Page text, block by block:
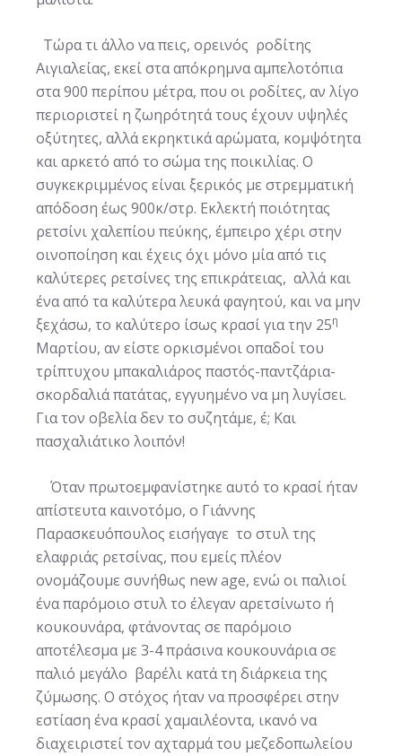
Τώρα τι άλλο να πεις, ορεινός ροδίτης
Αιγιαλείας, εκεί στα απόκρημνα αμπελοτόπια
στα 900 περίπου μέτρα, που οι ροδίτες, αν λίγο
περιοριστεί η ζωηρότητά τους έχουν υψηλές
οξύτητες, αλλά εκρηκτικά αρώματα, κομψότητα
και αρκετό από το σώμα της ποικιλίας. Ο
συγκεκριμμένος είναι ξερικός με στρεμματική
απόδοση έως 900κ/στρ. Εκλεκτή ποιότητας
ρετσίνι χαλεπίου πεύκης, έμπειρο χέρι στην
οινοποίηση και έχεις όχι μόνο μία από τις
καλύτερες ρετσίνες της επικράτειας, αλλά και
ένα από τα καλύτερα λευκά φαγητού, και να μην
ξεχάσω, το καλύτερο ίσως κρασί για την 25η
Μαρτίου, αν είστε ορκισμένοι οπαδοί του
τρίπτυχου μπακαλιάρος παστός-παντζάρια-
σκορδαλιά πατάτας, εγγυημένο να μη λυγίσει.
Για τον οβελία δεν το συζητάμε, έ; Και
πασχαλιάτικο λοιπόν!
Όταν πρωτοεμφανίστηκε αυτό το κρασί ήταν
απίστευτα καινοτόμο, ο Γιάννης
Παρασκευόπουλος εισήγαγε το στυλ της
ελαφριάς ρετσίνας, που εμείς πλέον
ονομάζουμε συνήθως new age, ενώ οι παλιοί
ένα παρόμοιο στυλ το έλεγαν αρετσίνωτο ή
κουκουνάρα, φτάνοντας σε παρόμοιο
αποτέλεσμα με 3-4 πράσινα κουκουνάρια σε
παλιό μεγάλο βαρέλι κατά τη διάρκεια της
ζύμωσης. Ο στόχος ήταν να προσφέρει στην
εστίαση ένα κρασί χαμαιλέοντα, ικανό να
διαχειριστεί τον αχταρμά του μεζεδοπωλείου